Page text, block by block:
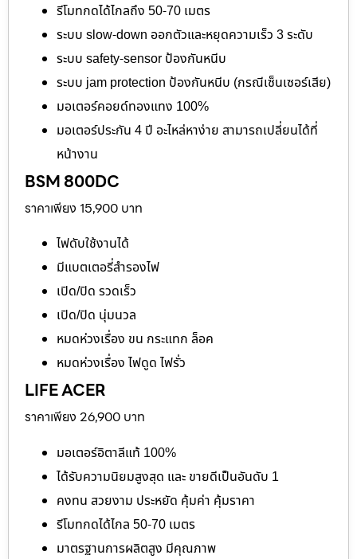
รีโมทกดได้ไกลถึง 50-70 เมตร
ระบบ slow-down ออกตัวและหยุดความเร็ว 3 ระดับ
ระบบ safety-sensor ป้องกันหนีบ
ระบบ jam protection ป้องกันหนีบ (กรณีเซ็นเซอร์เสีย)
มอเตอร์คอยด์ทองแทง 100%
มอเตอร์ประกัน 4 ปี อะไหล่หาง่าย สามารถเปลี่ยนได้ที่
หน้างาน
BSM 800DC
ราคาเพียง 15,900 บาท
ไฟดับใช้งานได้
มีแบตเตอรี่สำรองไฟ
เปิด/ปิด รวดเร็ว
เปิด/ปิด นุ่มนวล
หมดห่วงเรื่อง ขน กระแทก ล็อค
หมดห่วงเรื่อง ไฟดูด ไฟรั่ว
LIFE ACER
ราคาเพียง 26,900 บาท
มอเตอร์อิตาลีแท้ 100%
ได้รับความนิยมสูงสุด และ ขายดีเป็นอันดับ 1
คงทน สวยงาม ประหยัด คุ้มค่า คุ้มราคา
รีโมทกดได้ไกล 50-70 เมตร
มาตรฐานการผลิตสูง มีคุณภาพ